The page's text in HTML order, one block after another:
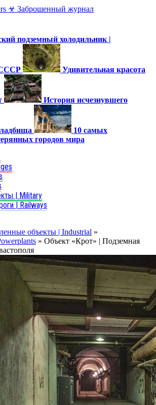
подземный холодильник |
СССР Удивительная красота
История исчезнувшего
10 самых
городов мира
| Military
| Railways
объекты | Industrial »
» Объект «Крот» | Подземная